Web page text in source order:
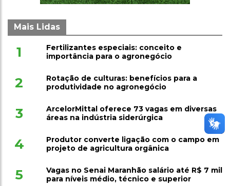
Mais Lidas
1
Fertilizantes especiais: conceito e
importância para o agronegócio
2
Rotação de culturas: benefícios para a
produtividade no agronegócio
3
ArcelorMittal oferece 73 vagas em diversas
áreas na indústria siderúrgica
4
Produtor converte ligação com o campo em
projeto de agricultura orgânica
5
Vagas no Senai Maranhão salário até R$ 7 mil
para níveis médio, técnico e superior